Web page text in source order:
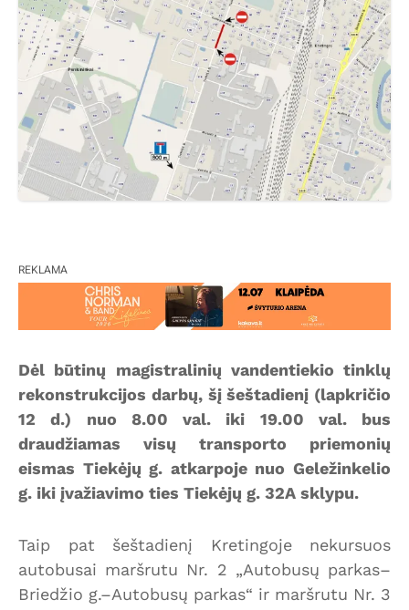
REKLAMA
Dėl būtinų magistralinių vandentiekio tinklų
rekonstrukcijos darbų, šį šeštadienį (lapkričio
12 d.) nuo 8.00 val. iki 19.00 val. bus
draudžiamas visų transporto priemonių
eismas Tiekėjų g. atkarpoje nuo Geležinkelio
g. iki įvažiavimo ties Tiekėjų g. 32A sklypu.
Taip pat šeštadienį Kretingoje nekursuos
autobusai maršrutu Nr. 2 „Autobusų parkas–
Briedžio g.–Autobusų parkas“ ir maršrutu Nr. 3